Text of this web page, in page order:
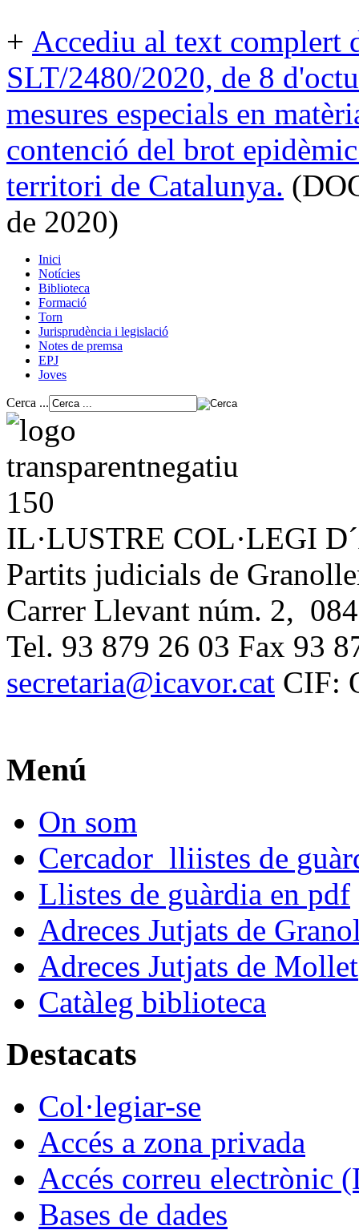
+ Accediu al text complert
SLT/2480/2020, de 8
mesures especials en
contenció del brot
territori de Catalunya.
de 2020)
Inici
Notícies
Biblioteca
Formació
Torn
Jurisprudència i legislació
Notes de premsa
EPJ
Joves
Cerca ...
IL·LUSTRE COL·LEGI
Partits judicials de
Carrer Llevant núm. 2,
Tel. 93 879 26 03 Fax 93
secretaria@icavor.cat CIF:
Menú
On som
Cercador lliistes de
Llistes de guàrdia en pdf
Adreces Jutjats de
Adreces Jutjats de Mollet
Catàleg biblioteca
Destacats
Col·legiar-se
Accés a zona privada
Accés correu electrònic
Bases de dades